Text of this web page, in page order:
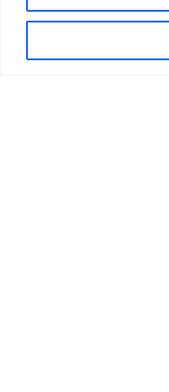
(+39) 081-7777233